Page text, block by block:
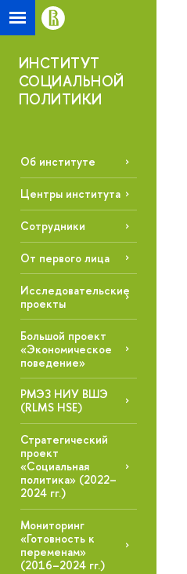
ИНСТИТУТ
СОЦИАЛЬНОЙ
ПОЛИТИКИ
Об институте
Центры института
Сотрудники
От первого лица
Исследовательские
проекты
Большой проект
«Экономическое
поведение»
РМЭЗ НИУ ВШЭ
(RLMS HSE)
Стратегический
проект
«Социальная
политика» (2022–
2024 гг.)
Мониторинг
«Готовность к
переменам»
(2016–2024 гг.)